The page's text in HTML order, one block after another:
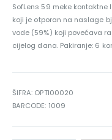
SofLens 59 meke
koji je otporan na naslage
vode (59%) koji povećava
cijelog dana. Pakiranje: 6
ŠIFRA: OPTI00020
BARCODE: 1009